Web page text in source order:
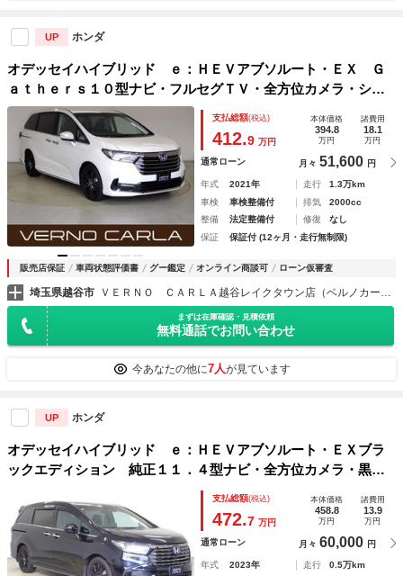
UP ホンダ
オデッセイハイブリッド ｅ：ＨＥＶアブソルート・ＥＸ Ｇ
ａｔｈｅｒｓ１０型ナビ・フルセグＴＶ・全方位カメラ・シー
トヒーター・パワーゲート・両側パワースライドドア・ＢＳ
Ｍ・アダプティブクルーズコントロール・レーンキープアシス
ト・衝突軽減ブレーキ
支払総額(税込)
412.9 万円
本体価格
394.8
万円
諸費用
18.1
万円
通常ローン 月々 51,600 円
年式 2021年 走行
1.3万km
車検
車検整備付 排気
2000cc
整備
法定整備付 修復
なし
保証
保証付 (12ヶ月・走行無制限)
販売店保証 車両状態評価書 グー鑑定 オンライン商談可 ローン仮審査
埼玉県越谷市
まずは在庫確認・見積依頼
無料通話でお問い合わせ
今あなたの他に7人が見ています
UP ホンダ
オデッセイハイブリッド ｅ：ＨＥＶアブソルート・ＥＸブラ
ックエディション 純正１１．４型ナビ・全方位カメラ・黒本
革シート・両側電動スライドドア・ホンダセンシング・フルセ
グ・シートヒーター・レーダークルーズ・パワーゲート・ＢＳ
Ｍ・衝突軽減Ｂ・障害物センサー
支払総額(税込)
472.7 万円
本体価格
458.8
万円
諸費用
13.9
万円
通常ローン 月々 60,000 円
年式 2023年 走行
0.5万km